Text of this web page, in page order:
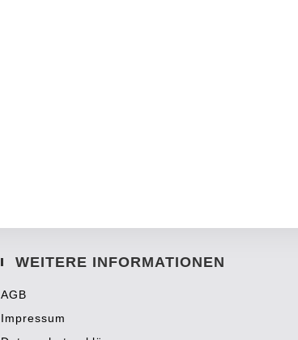
WEITERE INFORMATIONEN
AGB
Impressum